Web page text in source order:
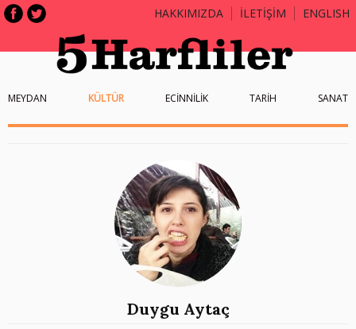
HAKKIMIZDA İLETİŞİM ENGLISH
MEYDAN KÜLTÜR ECİNNİLİK TARİH SANAT
Duygu Aytaç